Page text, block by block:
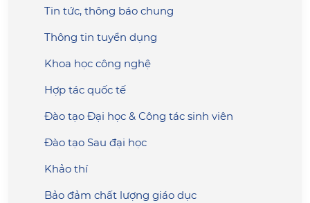
Tin tức, thông báo chung
Thông tin tuyển dụng
Khoa học công nghệ
Hợp tác quốc tế
Đào tạo Đại học & Công tác sinh viên
Đào tạo Sau đại học
Khảo thí
Bảo đảm chất lượng giáo dục